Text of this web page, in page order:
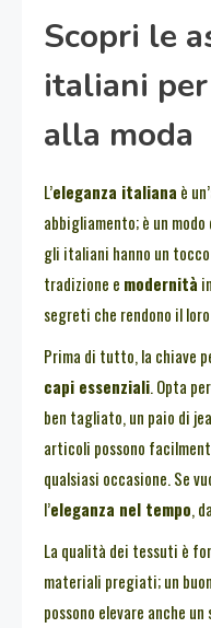
Scopri le
italiani
alla moda
L’eleganza italiana è
abbigliamento; è un
gli italiani hanno un
tradizione e modernità
segreti che rendono il
Prima di tutto, la chiave
capi essenziali. Opta
ben tagliato, un paio di
articoli possono
qualsiasi occasione. Se
l’eleganza nel tempo,
La qualità dei tessuti è
materiali pregiati; un
possono elevare anche